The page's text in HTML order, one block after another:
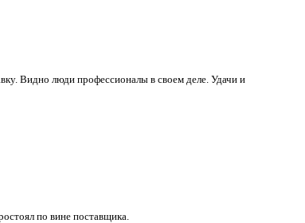
Видно люди профессионалы в своем деле. Удачи и
по вине поставщика.